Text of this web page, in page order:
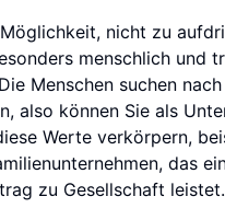
nicht zu
menschlich und
Menschen suchen
also können Sie als
Werte verkörpern,
das
zu Gesellschaft leistet.